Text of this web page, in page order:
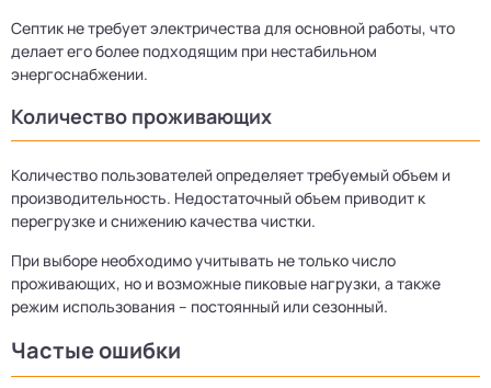
Септик не требует электричества для основной работы, что
делает его более подходящим при нестабильном
энергоснабжении.
Количество проживающих
Количество пользователей определяет требуемый объем и
производительность. Недостаточный объем приводит к
перегрузке и снижению качества чистки.
При выборе необходимо учитывать не только число
проживающих, но и возможные пиковые нагрузки, а также
режим использования – постоянный или сезонный.
Частые ошибки